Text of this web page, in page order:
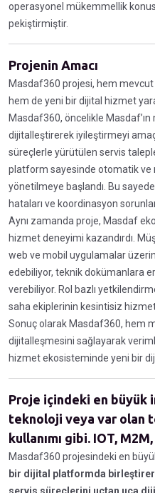
operasyonel mükemmellik
pekiştirmiştir.
Projenin Amacı
Masdaf360 projesi, hem
hem de yeni bir dijital hizmet
Masdaf360, öncelikle
dijitalleştirerek iyileştirmeyi
süreçlerle yürütülen servis
platform sayesinde otomatik
yönetilmeye başlandı. Bu
hataları ve koordinasyon
Aynı zamanda proje, Masdaf
hizmet deneyimi kazandırdı.
web ve mobil uygulamalar
edebiliyor, teknik dokümanlara
verebiliyor. Rol bazlı
saha ekiplerinin kesintisiz hizmet
Sonuç olarak Masdaf360, hem
dijitalleşmesini sağlayarak
hizmet ekosisteminde yeni bir
Proje içindeki en büyük
teknoloji veya var olan
kullanımı gibi. IOT,
Masdaf360 projesindeki en
bir dijital platformda